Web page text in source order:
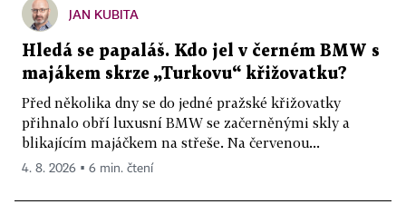
JAN KUBITA
Hledá se papaláš. Kdo jel v černém BMW s
majákem skrze „Turkovu“ křižovatku?
Před několika dny se do jedné pražské křižovatky
přihnalo obří luxusní BMW se začerněnými skly a
blikajícím majáčkem na střeše. Na červenou...
4. 8. 2026 ▪ 6 min. čtení